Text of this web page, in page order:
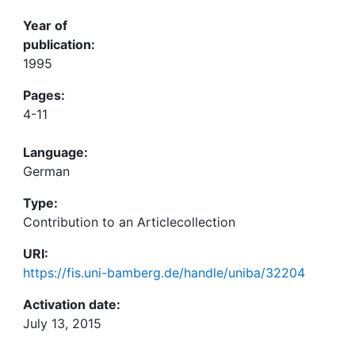
Year of
publication:
1995
Pages:
4-11
Language:
German
Type:
Contribution to an Articlecollection
URI:
https://fis.uni-bamberg.de/handle/uniba/32204
Activation date:
July 13, 2015